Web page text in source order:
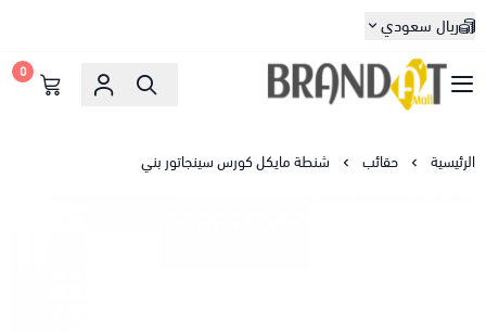
ريال سعودي
براندات مول
0
الرئيسية حقائب شنطة مايكل كورس سينجاتور بني